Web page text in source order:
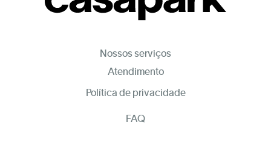
Nossos serviços
Atendimento
Política de privacidade
FAQ